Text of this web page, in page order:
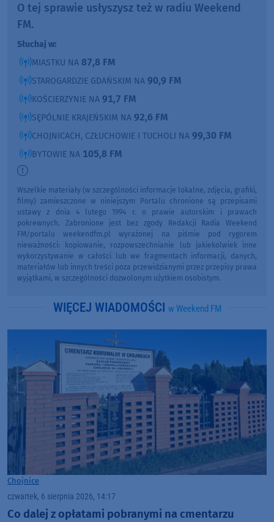
O tej sprawie usłyszysz też w radiu Weekend
FM.
Słuchaj w:
MIASTKU NA 87,8 FM
STAROGARDZIE GDAŃSKIM NA 90,9 FM
KOŚCIERZYNIE NA 91,7 FM
SĘPÓLNIE KRAJEŃSKIM NA 92,6 FM
CHOJNICACH, CZŁUCHOWIE I TUCHOLI NA 99,30 FM
BYTOWIE NA 105,8 FM
Wszelkie materiały (w szczególności informacje lokalne, zdjęcia, grafiki,
filmy) zamieszczone w niniejszym Portalu chronione są przepisami
ustawy z dnia 4 lutego 1994 r. o prawie autorskim i prawach
pokrewnych. Zabronione jest bez zgody Redakcji Radia Weekend
FM/portalu weekendfm.pl wyrażonej na piśmie pod rygorem
nieważności: kopiowanie, rozpowszechnianie lub jakiekolwiek inne
wykorzystywanie w całości lub we fragmentach informacji, danych,
materiałów lub innych treści poza przewidzianymi przez przepisy prawa
wyjątkami, w szczególności dozwolonym użytkiem osobistym.
WIĘCEJ WIADOMOŚCI w Weekend FM
Chojnice
czwartek, 6 sierpnia 2026, 14:17
Co dalej z opłatami pobranymi na cmentarzu